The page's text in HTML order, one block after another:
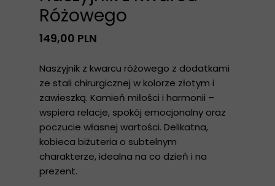
Naszyjnik z kwarcu różowego z dodatkami
ze stali chirurgicznej w kolorze złotym i
zawieszką. Kamień miłości i harmonii –
wspiera relacje, spokój emocjonalny oraz
poczucie własnej wartości. Delikatna,
kobieca biżuteria o subtelnym
charakterze, idealna na co dzień i na
prezent.
149,00 PLN
Różowego